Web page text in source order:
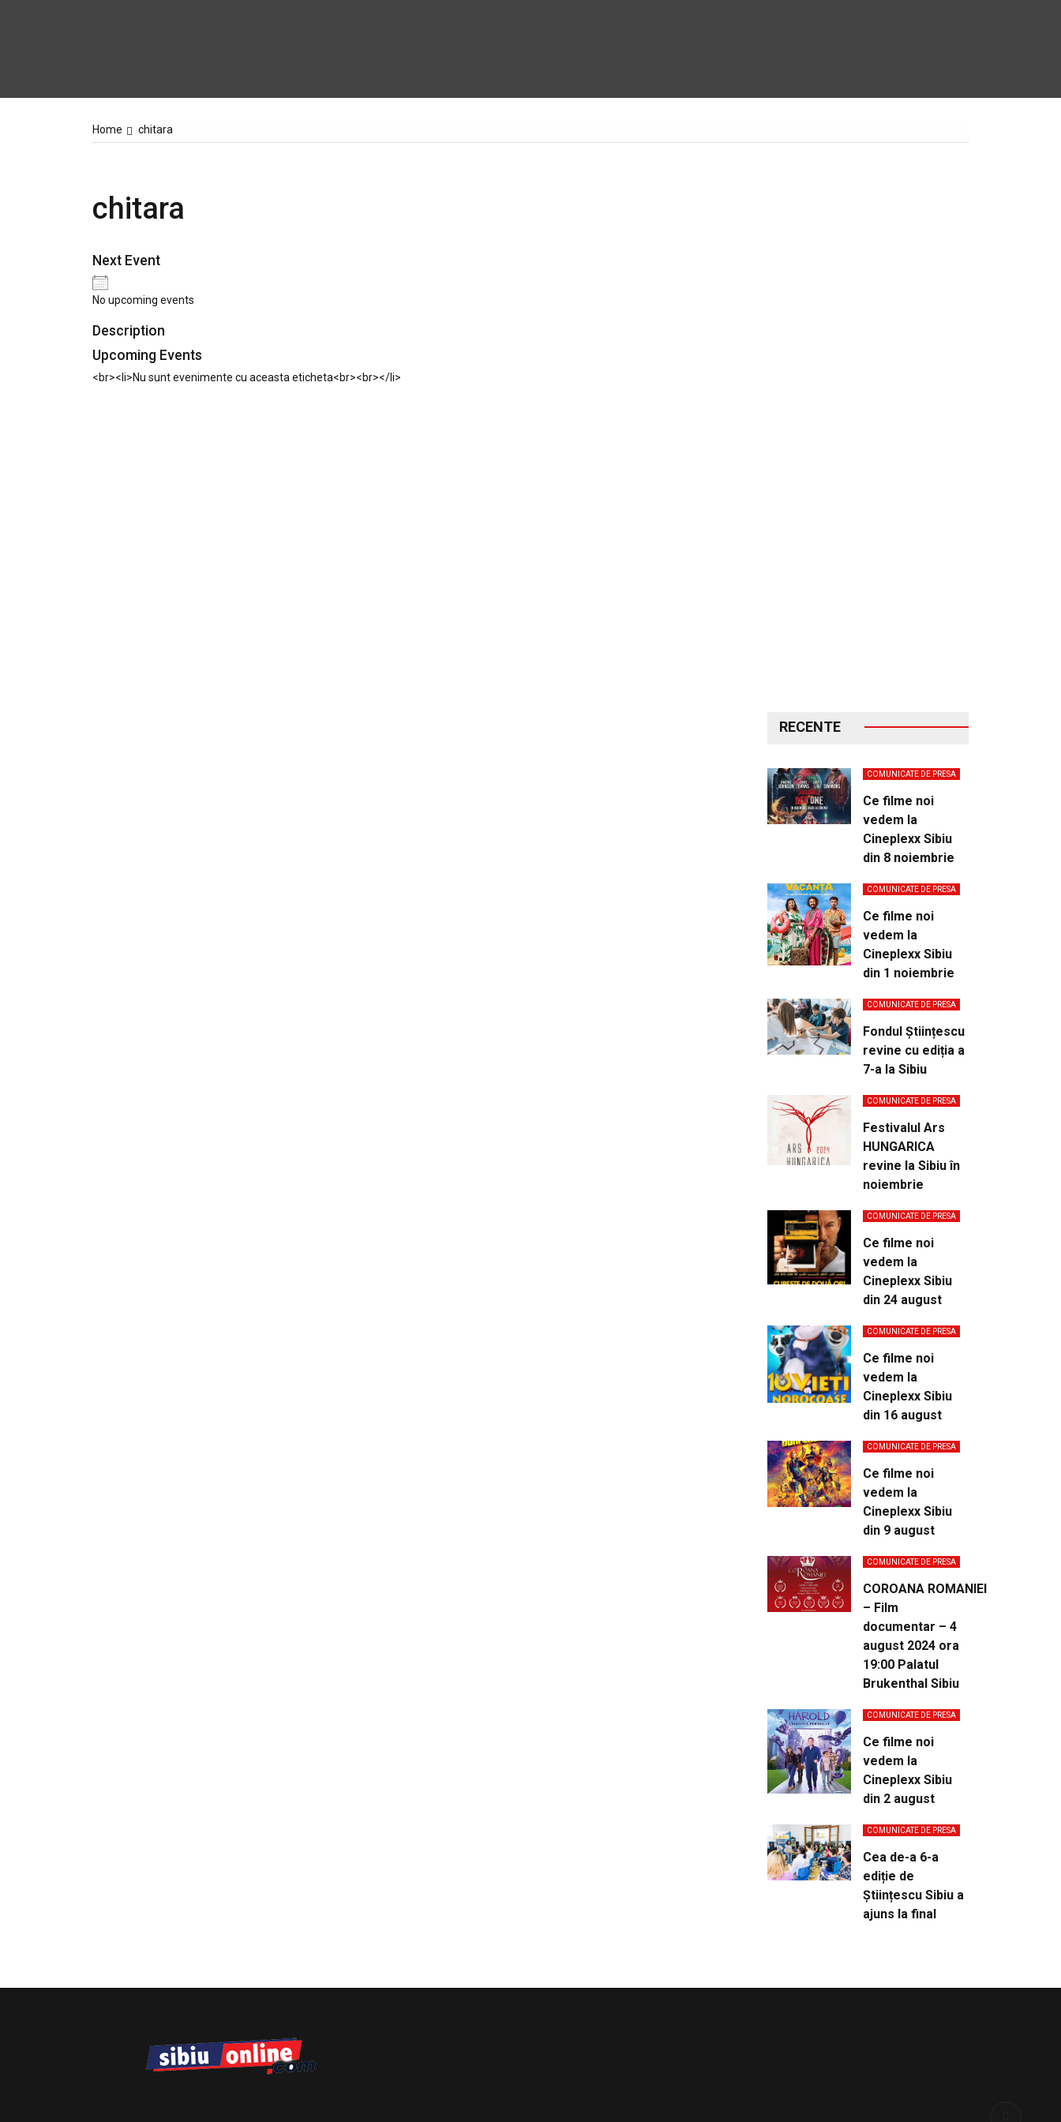
Home chitara
chitara
Next Event
No upcoming events
Description
Upcoming Events
<br><li>Nu sunt evenimente cu aceasta eticheta<br><br></li>
RECENTE
COMUNICATE DE PRESA
Ce filme noi
vedem la
Cineplexx Sibiu
din 8 noiembrie
COMUNICATE DE PRESA
Ce filme noi
vedem la
Cineplexx Sibiu
din 1 noiembrie
COMUNICATE DE PRESA
Fondul Științescu
revine cu ediția a
7-a la Sibiu
COMUNICATE DE PRESA
Festivalul Ars
HUNGARICA
revine la Sibiu în
noiembrie
COMUNICATE DE PRESA
Ce filme noi
vedem la
Cineplexx Sibiu
din 24 august
COMUNICATE DE PRESA
Ce filme noi
vedem la
Cineplexx Sibiu
din 16 august
COMUNICATE DE PRESA
Ce filme noi
vedem la
Cineplexx Sibiu
din 9 august
COMUNICATE DE PRESA
COROANA ROMANIEI
– Film
documentar – 4
august 2024 ora
19:00 Palatul
Brukenthal Sibiu
COMUNICATE DE PRESA
Ce filme noi
vedem la
Cineplexx Sibiu
din 2 august
COMUNICATE DE PRESA
Cea de-a 6-a
ediție de
Științescu Sibiu a
ajuns la final